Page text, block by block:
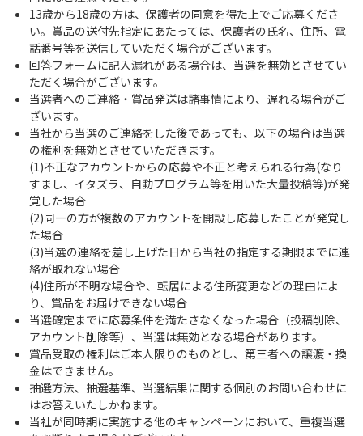
13歳から18歳の方は、保護者の同意を得た上でご応募くださ
い。賞品の送付先指定にあたっては、保護者の氏名、住所、電
話番号等を送信していただく場合がございます。
回答フォームに記入漏れがある場合は、当選を無効とさせてい
ただく場合がございます。
当選者へのご連絡・賞品発送は諸事情により、遅れる場合がご
ざいます。
当社から当選のご連絡をした後であっても、以下の場合は当選
の権利を無効とさせていただきます。
(1)不正なアカウントからの応募や不正と考えられる行為(なり
すまし、イタズラ、自動プログラム等を用いた大量投稿等)が発
覚した場合
(2)同一の方が複数のアカウントを開設し応募したことが発覚し
た場合
(3)当選の連絡を差し上げた日から当社の指定する期限までに連
絡が取れない場合
(4)住所が不明な場合や、転居による住所変更などの理由によ
り、賞品をお届けできない場合
当選確定までに応募条件を満たさなくなった場合（投稿削除、
アカウント削除等）、当選は無効となる場合があります。
賞品受取の権利はご本人限りのものとし、第三者への譲渡・換
金はできません。
抽選方法、抽選基準、当選結果に関する個別のお問い合わせに
はお答えいたしかねます。
当社が同時期に実施する他のキャンペーンにおいて、重複当選